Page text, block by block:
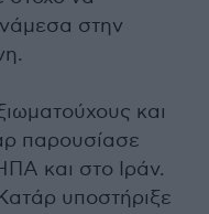
στην
και
παρουσίασε
και στο Ιράν.
υποστήριξε